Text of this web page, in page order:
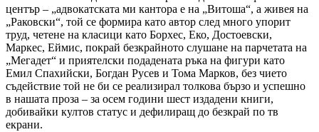
център – „адвокатската ми кантора е на „Витоша“, а живея на
„Раковски“, той се формира като автор след много упорит
труд, четене на класици като Борхес, Еко, Достоевски,
Маркес, Еймис, покрай безкрайното слушане на парчетата на
„Мегадет“ и приятелски подадената ръка на фигури като
Емил Спахийски, Богдан Русев и Тома Марков, без чието
съдействие той не би се реализирал толкова бързо и успешно
в нашата проза – за осем години шест издадени книги,
добивайки култов статус и дефилиращ до безкрай по тв
екрани.